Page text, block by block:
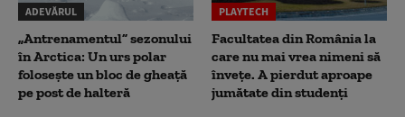
ADEVĂRUL
„Antrenamentul” sezonului
în Arctica: Un urs polar
folosește un bloc de gheață
pe post de halteră
PLAYTECH
Facultatea din România la
care nu mai vrea nimeni să
înveţe. A pierdut aproape
jumătate din studenţi